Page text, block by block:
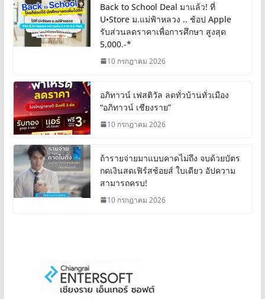
Back to School Deal มาแล้ว! ที่
U•Store ม.แม่ฟ้าหลวง .. ช้อป Apple
รับส่วนลดราคาเพื่อการศึกษา สูงสุด
5,000.-*
10 กรกฎาคม 2026
อภิทาวน์ เฟสติวัล ลดทั่วบ้านทั่วเมือง
“อภิทาวน์ เชียงราย”
10 กรกฎาคม 2026
ถ้ารายจ่ายมาแบบคาดไม่ถึง จบด้วยบัตร
กดเงินสดเฟิร์สช้อยส์ ใบเดียว อัปความ
สามารถครบ!
10 กรกฎาคม 2026